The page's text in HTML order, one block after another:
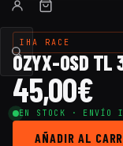
IHA RACE
OZYX-OSD TL
45,00€
EN STOCK · ENVÍO
AÑADIR AL